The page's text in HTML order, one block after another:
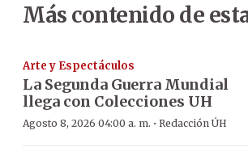
Más contenido de
Arte y Espectáculos
La Segunda Guerra Mundial
llega con Colecciones UH
Agosto 8, 2026 04:00 a. m. · Redacción ÚH